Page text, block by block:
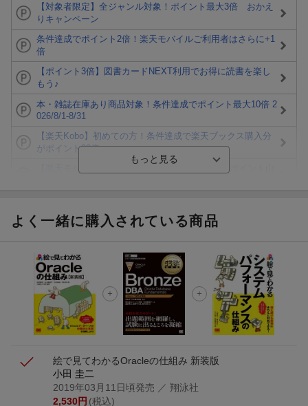
【対象者限定】全ジャンル対象！ポイント最大3倍 おかえ
りキャンペーン
条件達成でポイント2倍！楽天モバイルご利用者はさらに+1
倍
【ポイント3倍】図書カードNEXT利用でお得に読書を楽し
もう♪
本・雑誌在庫あり商品対象！条件達成でポイント最大10倍 2
026/8/1-8/31
【楽天Kobo】初めての方！条件達成で楽天ブックス購入分
がポイント20倍
ト山分け
エントリー＆3,000円以上購入で無料データSIM（3GB/月プ
ラン）が当たる！
楽天モバイル紹介キャンペーンの拡散で300円OFFクーポン
進呈
よく一緒に購入されている商品
絵で見てわかるOracleの仕組み 新装版
小田 圭二
2019年03月11日頃発売 ／ 翔泳社
2,530円 (税込)